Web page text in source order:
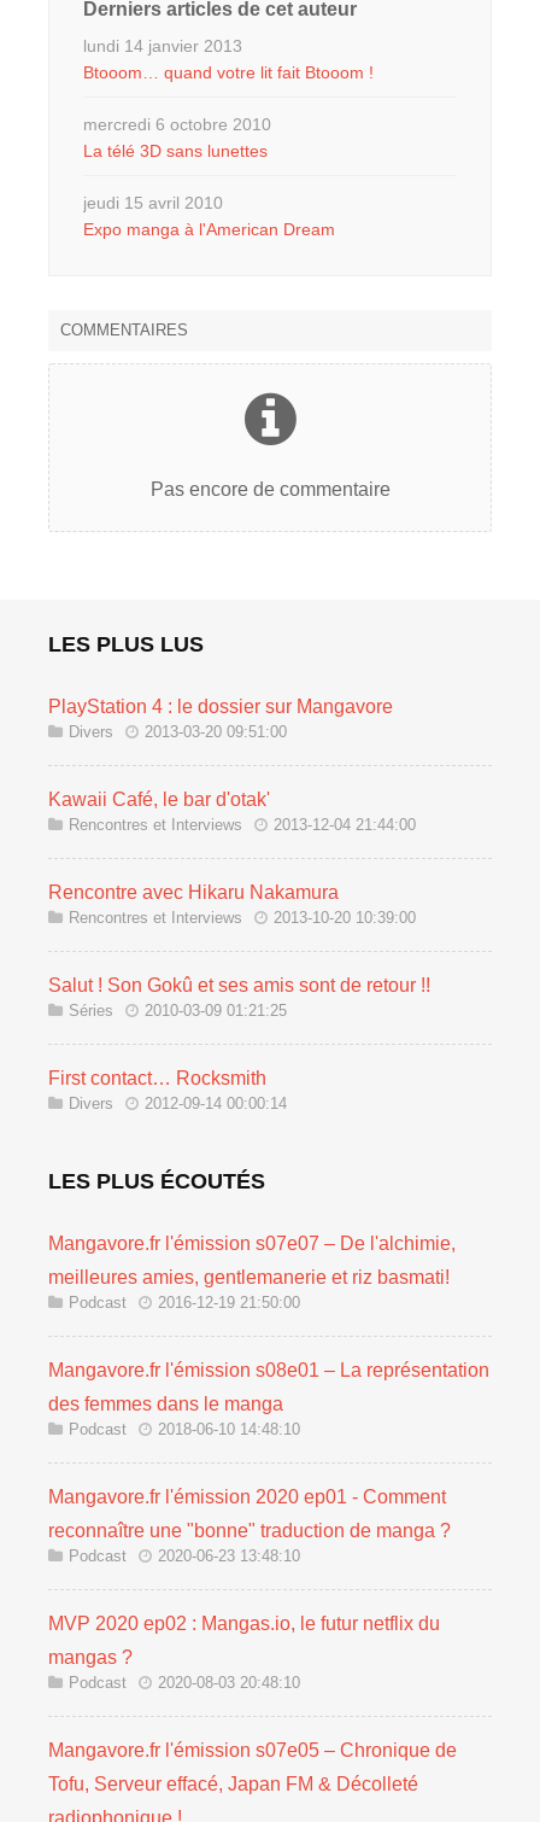
Derniers articles de cet auteur
lundi 14 janvier 2013
Btooom… quand votre lit fait Btooom !
mercredi 6 octobre 2010
La télé 3D sans lunettes
jeudi 15 avril 2010
Expo manga à l'American Dream
COMMENTAIRES
Pas encore de commentaire
LES PLUS LUS
PlayStation 4 : le dossier sur Mangavore
Divers 2013-03-20 09:51:00
Kawaii Café, le bar d'otak'
Rencontres et Interviews 2013-12-04 21:44:00
Rencontre avec Hikaru Nakamura
Rencontres et Interviews 2013-10-20 10:39:00
Salut ! Son Gokû et ses amis sont de retour !!
Séries 2010-03-09 01:21:25
First contact… Rocksmith
Divers 2012-09-14 00:00:14
LES PLUS ÉCOUTÉS
Mangavore.fr l'émission s07e07 – De l'alchimie,
meilleures amies, gentlemanerie et riz basmati!
Podcast 2016-12-19 21:50:00
Mangavore.fr l'émission s08e01 – La représentation
des femmes dans le manga
Podcast 2018-06-10 14:48:10
Mangavore.fr l'émission 2020 ep01 - Comment
reconnaître une "bonne" traduction de manga ?
Podcast 2020-06-23 13:48:10
MVP 2020 ep02 : Mangas.io, le futur netflix du
mangas ?
Podcast 2020-08-03 20:48:10
Mangavore.fr l'émission s07e05 – Chronique de
Tofu, Serveur effacé, Japan FM & Décolleté
radiophonique !